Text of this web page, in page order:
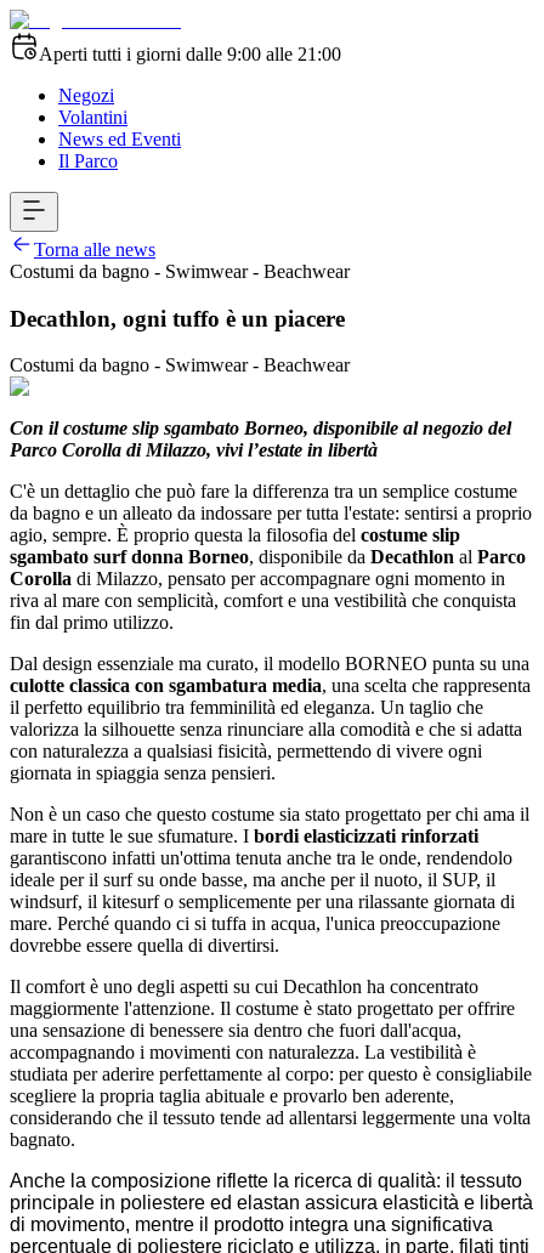
Aperti tutti i giorni dalle 9:00 alle 21:00
Negozi
Volantini
News ed Eventi
Il Parco
Torna alle news
Costumi da bagno - Swimwear - Beachwear
Decathlon, ogni tuffo è un piacere
Costumi da bagno - Swimwear - Beachwear
Con il costume slip sgambato Borneo, disponibile al negozio del
Parco Corolla di Milazzo, vivi l’estate in libertà
C'è un dettaglio che può fare la differenza tra un semplice costume
da bagno e un alleato da indossare per tutta l'estate: sentirsi a proprio
agio, sempre. È proprio questa la filosofia del costume slip
sgambato surf donna Borneo, disponibile da Decathlon al Parco
Corolla di Milazzo, pensato per accompagnare ogni momento in
riva al mare con semplicità, comfort e una vestibilità che conquista
fin dal primo utilizzo.
Dal design essenziale ma curato, il modello BORNEO punta su una
culotte classica con sgambatura media, una scelta che rappresenta
il perfetto equilibrio tra femminilità ed eleganza. Un taglio che
valorizza la silhouette senza rinunciare alla comodità e che si adatta
con naturalezza a qualsiasi fisicità, permettendo di vivere ogni
giornata in spiaggia senza pensieri.
Non è un caso che questo costume sia stato progettato per chi ama il
mare in tutte le sue sfumature. I bordi elasticizzati rinforzati
garantiscono infatti un'ottima tenuta anche tra le onde, rendendolo
ideale per il surf su onde basse, ma anche per il nuoto, il SUP, il
windsurf, il kitesurf o semplicemente per una rilassante giornata di
mare. Perché quando ci si tuffa in acqua, l'unica preoccupazione
dovrebbe essere quella di divertirsi.
Il comfort è uno degli aspetti su cui Decathlon ha concentrato
maggiormente l'attenzione. Il costume è stato progettato per offrire
una sensazione di benessere sia dentro che fuori dall'acqua,
accompagnando i movimenti con naturalezza. La vestibilità è
studiata per aderire perfettamente al corpo: per questo è consigliabile
scegliere la propria taglia abituale e provarlo ben aderente,
considerando che il tessuto tende ad allentarsi leggermente una volta
bagnato.
Anche la composizione riflette la ricerca di qualità: il tessuto
principale in poliestere ed elastan assicura elasticità e libertà
di movimento, mentre il prodotto integra una significativa
percentuale di poliestere riciclato e utilizza, in parte, filati tinti